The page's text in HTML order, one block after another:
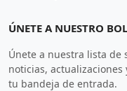
ÚNETE A NUESTRO
Únete a nuestra lista
noticias,
tu bandeja de entrada.